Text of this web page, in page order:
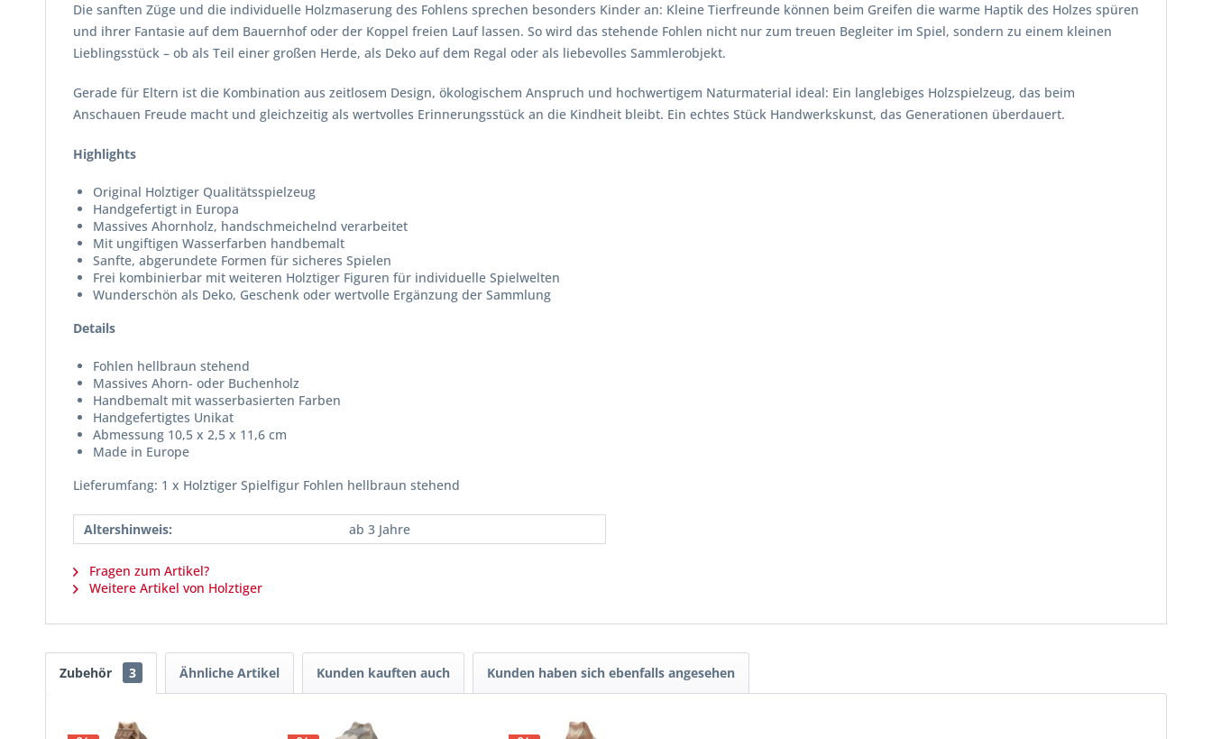
Die sanften Züge und die individuelle Holzmaserung des Fohlens sprechen besonders Kinder an: Kleine Tierfreunde können beim Greifen die warme Haptik des Holzes spüren
und ihrer Fantasie auf dem Bauernhof oder der Koppel freien Lauf lassen. So wird das stehende Fohlen nicht nur zum treuen Begleiter im Spiel, sondern zu einem kleinen
Lieblingsstück – ob als Teil einer großen Herde, als Deko auf dem Regal oder als liebevolles Sammlerobjekt.
Gerade für Eltern ist die Kombination aus zeitlosem Design, ökologischem Anspruch und hochwertigem Naturmaterial ideal: Ein langlebiges Holzspielzeug, das beim
Anschauen Freude macht und gleichzeitig als wertvolles Erinnerungsstück an die Kindheit bleibt. Ein echtes Stück Handwerkskunst, das Generationen überdauert.
Highlights
Original Holztiger Qualitätsspielzeug
Handgefertigt in Europa
Massives Ahornholz, handschmeichelnd verarbeitet
Mit ungiftigen Wasserfarben handbemalt
Sanfte, abgerundete Formen für sicheres Spielen
Frei kombinierbar mit weiteren Holztiger Figuren für individuelle Spielwelten
Wunderschön als Deko, Geschenk oder wertvolle Ergänzung der Sammlung
Details
Fohlen hellbraun stehend
Massives Ahorn- oder Buchenholz
Handbemalt mit wasserbasierten Farben
Handgefertigtes Unikat
Abmessung 10,5 x 2,5 x 11,6 cm
Made in Europe
Lieferumfang: 1 x Holztiger Spielfigur Fohlen hellbraun stehend
Altershinweis: ab 3 Jahre
Fragen zum Artikel?
Weitere Artikel von Holztiger
Zubehör 3 Ähnliche Artikel Kunden kauften auch Kunden haben sich ebenfalls angesehen